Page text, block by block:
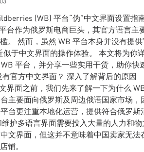
(WB) 平台“伪”中文界面设置
台作为俄罗斯电商巨头，其官方语言
。 然而，虽然 WB 平台本身并没有提
似于中文界面的操作体验。 本文将为
平台，并分享一些实用干货，助你
官方中文界面？ 深入了解背后的原因
界面之前，我们先来了解一下为什么
主要面向俄罗斯及周边俄语国家市场
台更注重本地化运营，提供符合俄罗
护多语言界面需要投入大量的人力和
文界面，但这并不意味着中国卖家无
铺。